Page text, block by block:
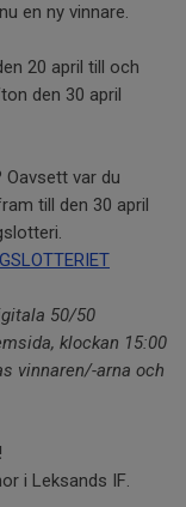
en ny vinnare.
20 april till och
den 30 april
Oavsett var du
till den 30 april
50/50
klockan 15:00
vinnaren/-arna och
i Leksands IF.